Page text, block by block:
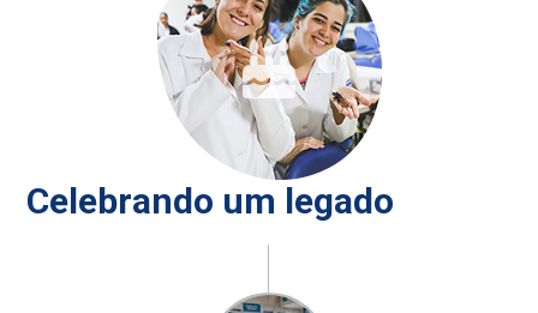
Celebrando um legado